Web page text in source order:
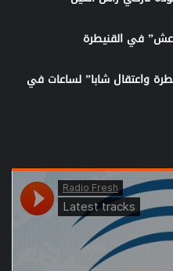
واعتقال شابا” لساعات في